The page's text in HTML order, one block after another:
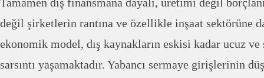
değil şirketlerin rantına ve özellikle inşaat sektörüne
ekonomik model, dış kaynakların eskisi kadar ucuz
sarsıntı yaşamaktadır. Yabancı sermaye girişlerinin